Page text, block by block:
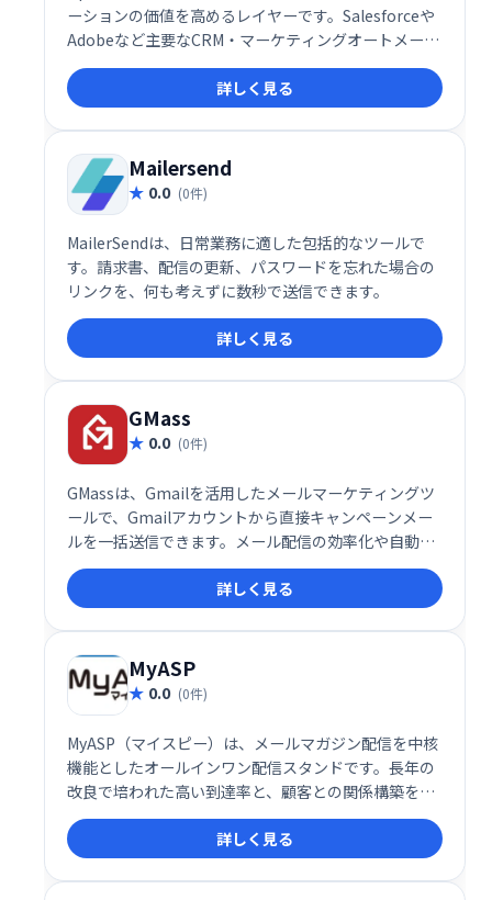
ーションの価値を高めるレイヤーです。Salesforceや
Adobeなど主要なCRM・マーケティングオートメーシ
ョンツールとのネイティブ連携により、メール送信時
に3つの強力な機能を利用可能。日常業務の効率化と
生産性向上に貢献します。よりスマートなコミュニケ
ーションで、ビジネスの可能性を最大限に引き出しま
しょう。
詳しく見る
Mailersend
0.0 (0件)
MailerSendは、日常業務に適した包括的なツールで
す。請求書、配信の更新、パスワードを忘れた場合の
リンクを、何も考えずに数秒で送信できます。
詳しく見る
GMass
0.0 (0件)
GMassは、Gmailを活用したメールマーケティングツ
ールで、Gmailアカウントから直接キャンペーンメー
ルを一括送信できます。メール配信の効率化や自動化
を実現し、ビジネスの成長をサポートする強力なプラ
グインです。
詳しく見る
MyASP
0.0 (0件)
MyASP（マイスピー）は、メールマガジン配信を中核
機能としたオールインワン配信スタンドです。長年の
改良で培われた高い到達率と、顧客との関係構築を支
援する機能が充実。安定した成果に繋がるビジネスを
実現します。メール配信だけでなく、顧客とのリレー
ションシップ強化にも貢献し、ビジネスの成長をサポ
ートします。
詳しく見る